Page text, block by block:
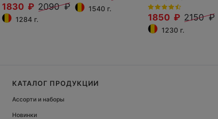
1830 ₽ 2090 ₽
1284 г.
1540 г.
1850 ₽ 2150 ₽
1230 г.
КАТАЛОГ ПРОДУКЦИИ
Ассорти и наборы
Новинки